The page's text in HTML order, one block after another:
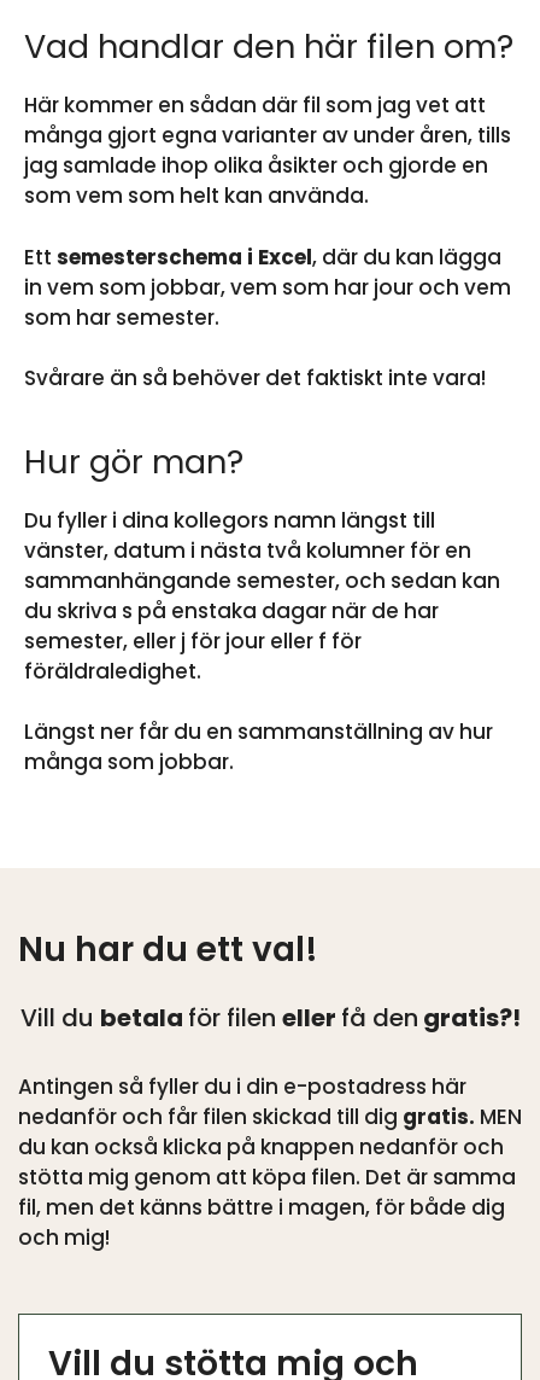
Vad handlar den här filen om?
Här kommer en sådan där fil som jag vet att
många gjort egna varianter av under åren, tills
jag samlade ihop olika åsikter och gjorde en
som vem som helt kan använda.
Ett semesterschema i Excel, där du kan lägga
in vem som jobbar, vem som har jour och vem
som har semester.
Svårare än så behöver det faktiskt inte vara!
Hur gör man?
Du fyller i dina kollegors namn längst till
vänster, datum i nästa två kolumner för en
sammanhängande semester, och sedan kan
du skriva s på enstaka dagar när de har
semester, eller j för jour eller f för
föräldraledighet.
Längst ner får du en sammanställning av hur
många som jobbar.
Nu har du ett val!
Vill du betala för filen eller få den gratis?!
Antingen så fyller du i din e-postadress här
nedanför och får filen skickad till dig gratis. MEN
du kan också klicka på knappen nedanför och
stötta mig genom att köpa filen. Det är samma
fil, men det känns bättre i magen, för både dig
och mig!
Vill du stötta mig och